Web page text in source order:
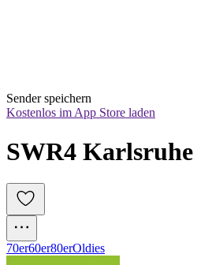
Sender speichern
Kostenlos im App Store laden
SWR4 Karlsruhe
70er60er80erOldies